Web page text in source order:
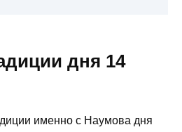
дня 14
именно с Наумова дня